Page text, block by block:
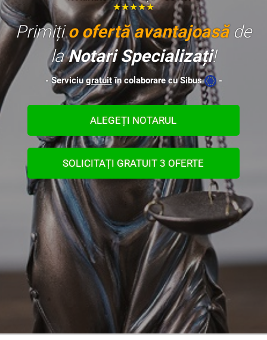
★★★★★
Primițio ofertă avantajoasăde
laNotari Specializați!
- Serviciugratuitîn colaborare cu Sibus -
ALEGEȚI NOTARUL
SOLICITAȚI GRATUIT 3 OFERTE